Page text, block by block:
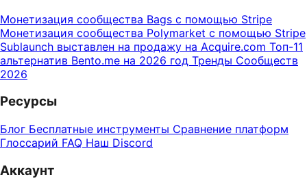
Монетизация сообщества Bags с помощью Stripe
Монетизация сообщества Polymarket с помощью Stripe
Sublaunch выставлен на продажу на Acquire.com Топ-11
альтернатив Bento.me на 2026 год Тренды Сообществ
2026
Ресурсы
Блог Бесплатные инструменты Сравнение платформ
Глоссарий FAQ Наш Discord
Аккаунт